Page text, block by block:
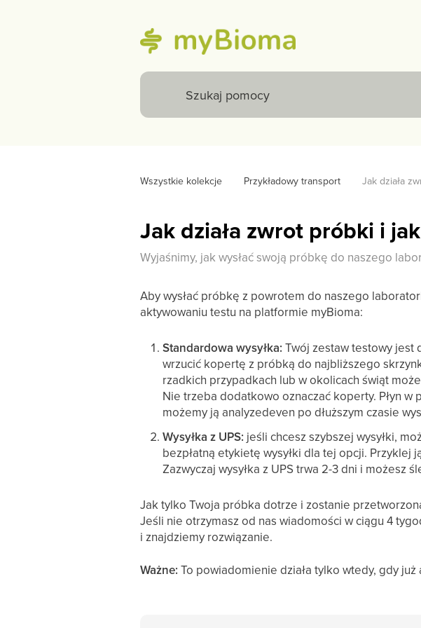
Wszystkie kolekcje Przykładowy transport Jak działa
Jak działa zwrot próbki i
Wyjaśnimy, jak wysłać swoją próbkę do naszego
Aby wysłać próbkę z powrotem do naszego
aktywowaniu testu na platformie myBioma:
Standardowa wysyłka: Twój zestaw testowy jest
wrzucić kopertę z próbką do najbliższego
rzadkich przypadkach lub w okolicach świąt
Nie trzeba dodatkowo oznaczać koperty. Płyn
możemy ją analyzedeven po dłuższym czasie
Wysyłka z UPS: jeśli chcesz szybszej wysyłki,
bezpłatną etykietę wysyłki dla tej opcji.
Zazwyczaj wysyłka z UPS trwa 2-3 dni i możesz
Jak tylko Twoja próbka dotrze i zostanie
Jeśli nie otrzymasz od nas wiadomości w ciągu 4
i znajdziemy rozwiązanie.
Ważne: To powiadomienie działa tylko wtedy, gdy